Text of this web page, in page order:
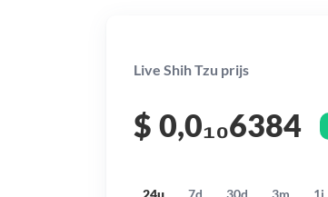
Live Shih Tzu prijs
$ 0,0₁₀6384
24u 7d 30d 3m 1j